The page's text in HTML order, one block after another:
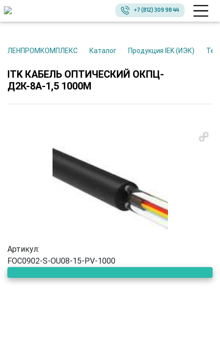
+7 (812) 309 98 44
ЛЕНПРОМКОМПЛЕКС Каталог Продукция IEK (ИЭК)
ITK КАБЕЛЬ ОПТИЧЕСКИЙ ОКПЦ-
Д2К-8А-1,5 1000М
Артикул:
FOC0902-S-OU08-15-PV-1000